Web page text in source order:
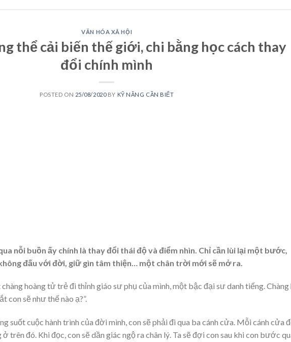
VĂN HÓA XÃ HỘI
thể cải biến thế giới, chi bằng học cách thay
đổi chính mình
POSTED ON 25/08/2020BY KỸ NĂNG CẦN BIẾT
nỗi buồn ấy chính là thay đổi thái độ và điểm nhìn. Chỉ cần lùi lại một bước,
đấu với đời, giữ gìn tâm thiện… một chân trời mới sẽ mở ra.
hoàng tử trẻ đi thỉnh giáo sư phụ của mình, một bậc đại sư danh tiếng. Chàng
sẽ như thế nào ạ?”.
suốt cuộc hành trình của đời mình, con sẽ phải đi qua ba cánh cửa. Mỗi cánh cửa
trên đó. Khi đọc, con sẽ dần giác ngộ ra chân lý. Ta sẽ đợi con sau khi con bước